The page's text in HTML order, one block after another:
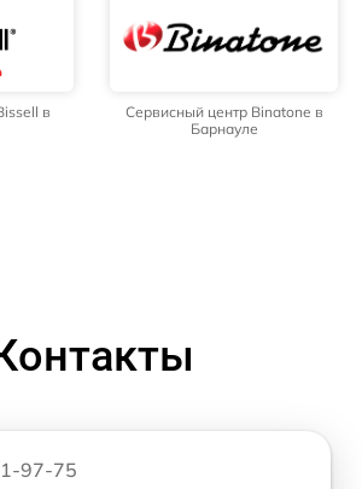
в
Сервисный центр Binatone в
Барнауле
97-75